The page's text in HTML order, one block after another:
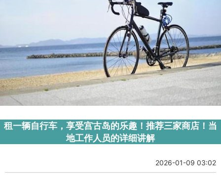
租一辆自行车，享受宫古岛的乐趣！推荐三家商店！当
地工作人员的详细讲解
2026-01-09 03:02